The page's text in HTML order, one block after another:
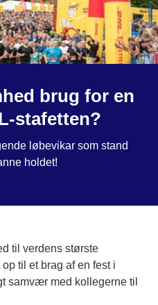
brug for en
stafetten?
løbevikar som stand
holdet!
til verdens største
til et brag af en fest i
samvær med kollegerne til